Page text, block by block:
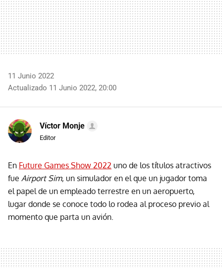
11 Junio 2022
Actualizado 11 Junio 2022, 20:00
Víctor Monje
Editor
En Future Games Show 2022 uno de los títulos atractivos
fue Airport Sim, un simulador en el que un jugador toma
el papel de un empleado terrestre en un aeropuerto,
lugar donde se conoce todo lo rodea al proceso previo al
momento que parta un avión.